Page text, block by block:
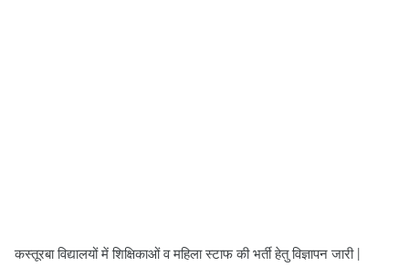
कस्तूरबा विद्यालयों में शिक्षिकाओं व महिला स्टाफ की भर्ती हेतु विज्ञापन जारी |